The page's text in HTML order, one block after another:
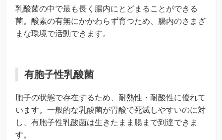
乳酸菌の中で最も長く腸内にとどまることができる
菌。酸素の有無にかかわらず育つため、腸内のさまざ
まな環境で活動できます。
有胞子性乳酸菌
胞子の状態で存在するため、耐熱性・耐酸性に優れて
います。一般的な乳酸菌が胃酸で死滅しやすいのに対
し、有胞子性乳酸菌は生きたまま腸まで到達できま
す。